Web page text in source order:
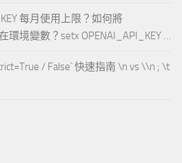
每月使用上限？如何將
環境變數？setx OPENAI_API_KEY …
/ False` 快速指南 \n vs \\n ; \t